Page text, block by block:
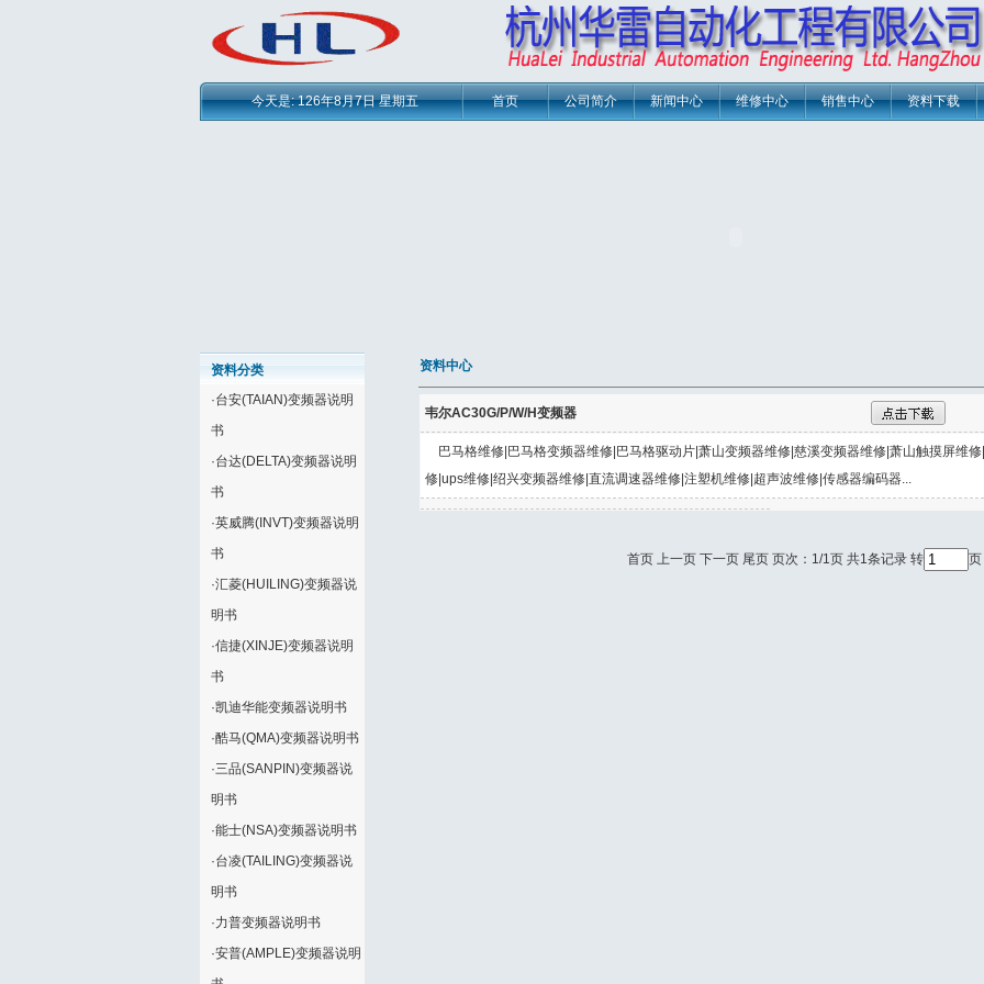
资料下载
销售中心
维修中心
新闻中心
公司简介
首页
今天是:126年8月7日 星期五
资料分类
·台安(TAIAN)变频器说明
书
·台达(DELTA)变频器说明
书
·英威腾(INVT)变频器说明
书
·汇菱(HUILING)变频器说
明书
·信捷(XINJE)变频器说明
书
·凯迪华能变频器说明书
·酷马(QMA)变频器说明书
·三品(SANPIN)变频器说
明书
·能士(NSA)变频器说明书
·台凌(TAILING)变频器说
明书
·力普变频器说明书
·安普(AMPLE)变频器说明
资料中心
韦尔AC30G/P/W/H变频器
巴马格维修|巴马格变频器维修|巴马格驱动片|萧山变频器维修|慈溪变频器维修|萧山触摸屏维
修|ups维修|绍兴变频器维修|直流调速器维修|注塑机维修|超声波维修|传感器编码器...
首页 上一页 下一页 尾页 页次：1/1页 共1条记录 转 页